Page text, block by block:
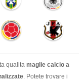
qualita maglie calcio a
. Potete trovare i